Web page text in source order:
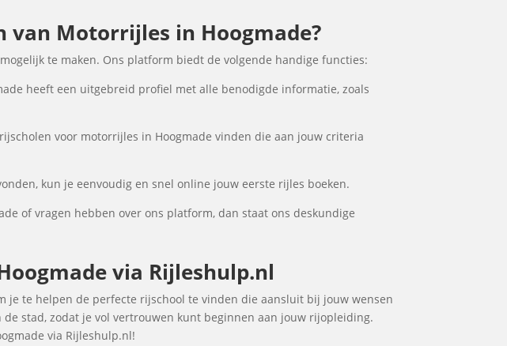
van Motorrijles in Hoogmade?
te maken. Ons platform biedt de volgende handige functies:
heeft een uitgebreid profiel met alle benodigde informatie, zoals
voor motorrijles in Hoogmade vinden die aan jouw criteria
kun je eenvoudig en snel online jouw eerste rijles boeken.
of vragen hebben over ons platform, dan staat ons deskundige
via Rijleshulp.nl
je te helpen de perfecte rijschool te vinden die aansluit bij jouw wensen
stad, zodat je vol vertrouwen kunt beginnen aan jouw rijopleiding.
via Rijleshulp.nl!